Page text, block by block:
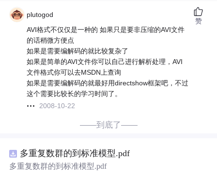
plutogod
AVI格式不仅仅是一种的 如果只是要非压缩的AVI文件
的话稍微方便点
如果是需要编解码的就比较复杂了
如果是简单的AVI文件你可以自己进行解析处理，AVI
文件格式你可以去MSDN上查询
如果是需要编解码的就最好用directshow框架吧，不过
这个需要比较长的学习时间了。
2008-10-22
赞
——到底了——
多重复数群的到标准模型.pdf
多重复数群的到标准模型.pdf